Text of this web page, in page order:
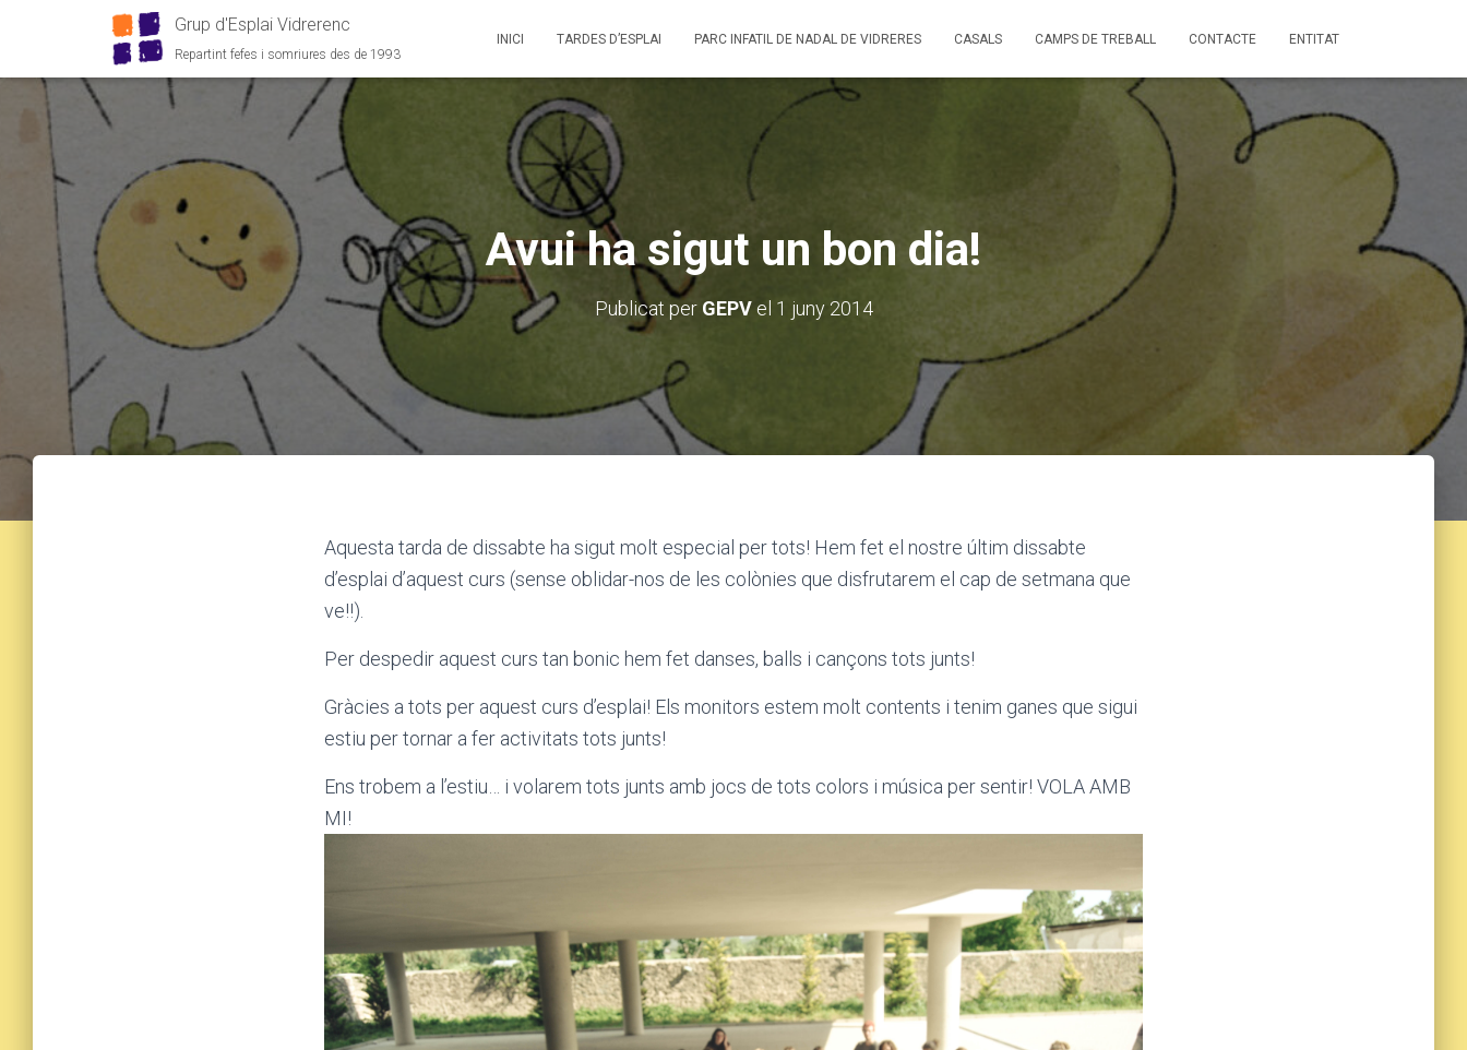
Grup d'Esplai Vidrerenc
Repartint fefes i somriures des de 1993
INICI TARDES D’ESPLAI PARC INFATIL DE NADAL DE VIDRERES CASALS CAMPS DE TREBALL CONTACTE ENTITAT
Avui ha sigut un bon dia!
Publicat per GEPVel 1 juny 2014
Aquesta tarda de dissabte ha sigut molt especial per tots! Hem fet el nostre últim dissabte
d’esplai d’aquest curs (sense oblidar-nos de les colònies que disfrutarem el cap de setmana que
ve!!).
Per despedir aquest curs tan bonic hem fet danses, balls i cançons tots junts!
Gràcies a tots per aquest curs d’esplai! Els monitors estem molt contents i tenim ganes que sigui
estiu per tornar a fer activitats tots junts!
Ens trobem a l’estiu… i volarem tots junts amb jocs de tots colors i música per sentir! VOLA AMB
MI!